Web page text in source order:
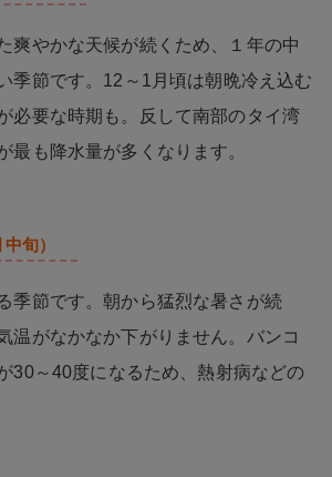
爽やかな天候が続くため、１年の中
季節です。12～1月頃は朝晩冷え込む
必要な時期も。反して南部のタイ湾
最も降水量が多くなります。
旬）
季節です。朝から猛烈な暑さが続
温がなかなか下がりません。バンコ
30～40度になるため、熱射病などの